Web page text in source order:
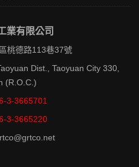
業有限公司
桃德路113巷37號
Dist., Taoyuan City 330,
(R.O.C.)
3-3665701
3-3665220